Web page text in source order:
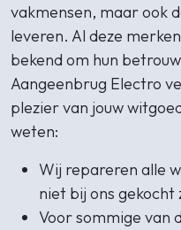
vakmensen, maar ook
leveren. Al deze
bekend om hun
Aangeenbrug Electro
plezier van jouw
weten:
Wij repareren alle
niet bij ons gekocht
Voor sommige van